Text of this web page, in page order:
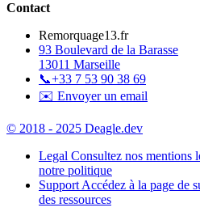
Contact
Remorquage13.fr
93 Boulevard de la Barasse
13011 Marseille
📞+33 7 53 90 38 69
✉️ Envoyer un email
© 2018 - 2025 Deagle.dev
Legal Consultez nos mentions
notre politique
Support Accédez à la page de
des ressources